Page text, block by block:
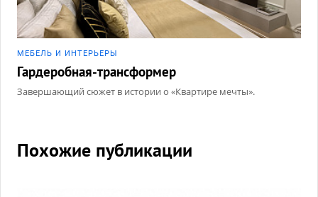
МЕБЕЛЬ И ИНТЕРЬЕРЫ
Гардеробная-трансформер
Завершающий сюжет в истории о «Квартире мечты».
Похожие публикации